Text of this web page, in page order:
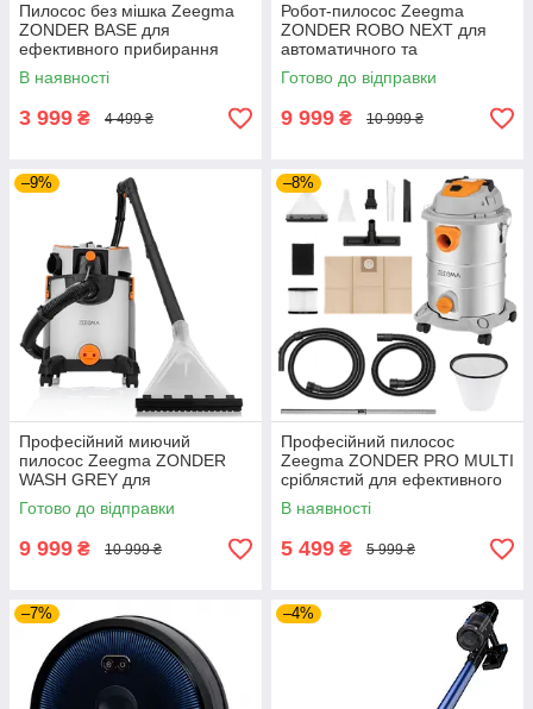
Пилосос без мішка Zeegma
ZONDER BASE для
ефективного прибирання
дому та легкого очищення
контейнера від пилу вдома
В наявності
3 999 ₴ 4 499 ₴
Робот-пилосос Zeegma
ZONDER ROBO NEXT для
автоматичного та
ефективного прибирання
вашої оселі без зусиль в
домашніх умовах
Готово до відправки
9 999 ₴ 10 999 ₴
–9%
Професійний миючий
пилосос Zeegma ZONDER
WASH GREY для
ефективного очищення
килимів та м'яких меблів у
домі
Готово до відправки
9 999 ₴ 10 999 ₴
–8%
Професійний пилосос
Zeegma ZONDER PRO MULTI
сріблястий для ефективного
прибирання дому та
видалення пилу на різних
поверхнях
В наявності
5 499 ₴ 5 999 ₴
–7% –4%